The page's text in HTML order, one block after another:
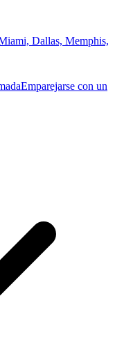
Dallas, Memphis,
Emparejarse con un